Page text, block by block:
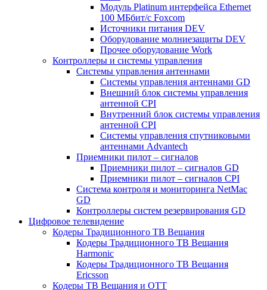
Модуль Platinum интерфейса Ethernet
100 МБбит/с Foxcom
Источники питания DEV
Оборудование молниезащиты DEV
Прочее оборудование Work
Контроллеры и системы управления
Системы управления антеннами
Системы управления антеннами GD
Внешний блок системы управления
антенной CPI
Внутренний блок системы управления
антенной CPI
Системы управления спутниковыми
антеннами Advantech
Приемники пилот – сигналов
Приемники пилот – сигналов GD
Приемники пилот – сигналов CPI
Система контроля и мониторинга NetMac
GD
Контроллеры систем резервирования GD
Цифровое телевидение
Кодеры Традиционного ТВ Вещания
Кодеры Традиционного ТВ Вещания
Harmonic
Кодеры Традиционного ТВ Вещания
Ericsson
Кодеры ТВ Вещания и ОТТ